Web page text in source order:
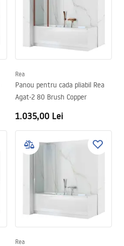
Rea
Panou pentru cada pliabil Rea
Agat-2 80 Brush Copper
1.035,00 Lei
Rea